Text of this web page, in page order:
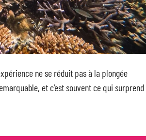
ne se réduit pas à la plongée
et c’est souvent ce qui surprend